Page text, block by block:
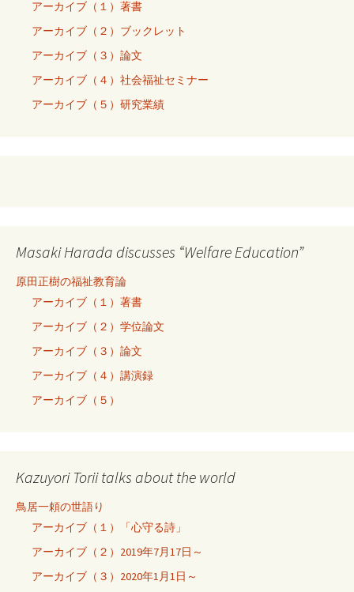
アーカイブ（１）著書
アーカイブ（２）ブックレット
アーカイブ（３）論文
アーカイブ（４）社会福祉セミナー
アーカイブ（５）研究業績
Masaki Harada discusses “Welfare Education”
原田正樹の福祉教育論
アーカイブ（１）著書
アーカイブ（２）学位論文
アーカイブ（３）論文
アーカイブ（４）講演録
アーカイブ（５）
Kazuyori Torii talks about the world
鳥居一頼の世語り
アーカイブ（１）「心守る詩」
アーカイブ（２）2019年7月17日～
アーカイブ（３）2020年1月1日～